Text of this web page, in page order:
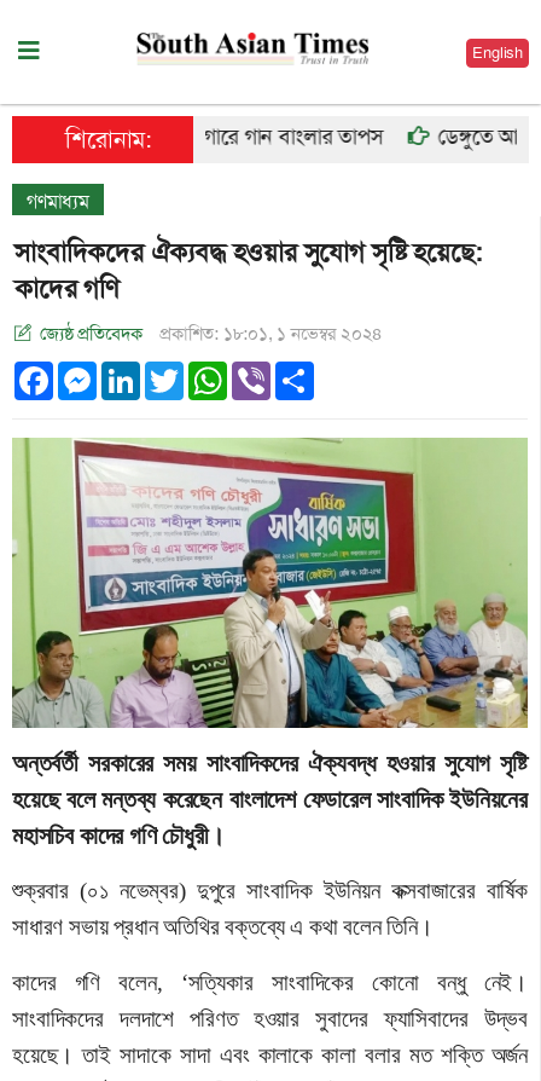
English
শিরোনাম:কারাগারে গান বাংলার তাপস ডেঙ্গুতে আরও ৬
গণমাধ্যম
সাংবাদিকদের ঐক্যবদ্ধ হওয়ার সুযোগ সৃষ্টি হয়েছে:
কাদের গণি
জ্যেষ্ঠ প্রতিবেদক প্রকাশিত: ১৮:০১, ১ নভেম্বর ২০২৪
FacebookMessenger
LinkedInTwitterWhatsApp
Viber
অন্তর্বর্তী সরকারের সময় সাংবাদিকদের ঐক্যবদ্ধ হওয়ার সুযোগ সৃষ্টি
হয়েছে বলে মন্তব্য করেছেন বাংলাদেশ ফেডারেল সাংবাদিক ইউনিয়নের
মহাসচিব কাদের গণি চৌধুরী।
শুক্রবার (০১ নভেম্বর) দুপুরে সাংবাদিক ইউনিয়ন কক্সবাজারের বার্ষিক
সাধারণ সভায় প্রধান অতিথির বক্তব্যে এ কথা বলেন তিনি।
কাদের গণি বলেন, ‘সত্যিকার সাংবাদিকের কোনো বন্ধু নেই।
সাংবাদিকদের দলদাশে পরিণত হওয়ার সুবাদের ফ্যাসিবাদের উদ্ভব
হয়েছে। তাই সাদাকে সাদা এবং কালাকে কালা বলার মত শক্তি অর্জন